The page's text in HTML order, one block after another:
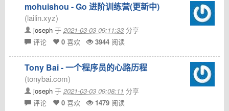
mohuishou - Go 进阶训练营(更新中)
(lailin.xyz)
joseph 于 2021-03-03 09:11:33 分享
评论
0 喜欢 3944 阅读
Tony Bai - 一个程序员的心路历程
(tonybai.com)
joseph 于 2021-03-03 09:08:11 分享
评论
0 喜欢 1479 阅读